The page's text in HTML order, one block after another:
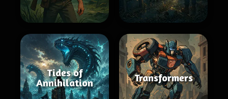
Tides of
Annihilation
Transformers